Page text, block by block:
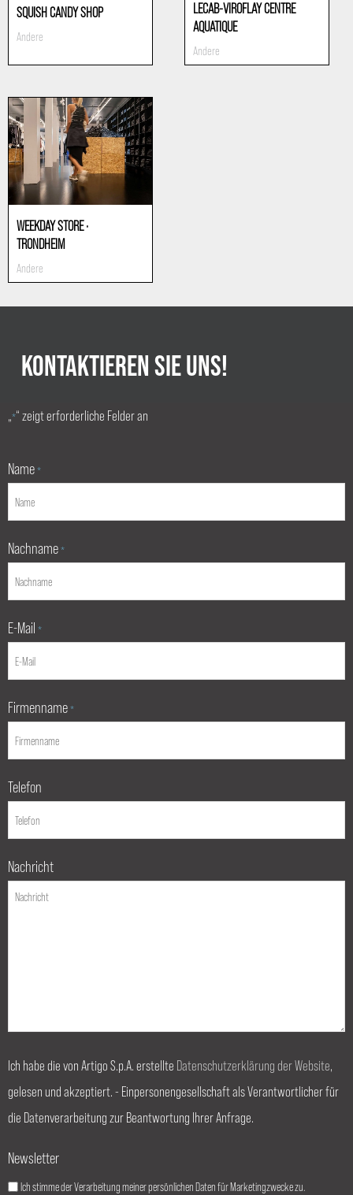
SQUISH CANDY SHOP
Andere
LECAB-VIROFLAY CENTRE
AQUATIQUE
Andere
WEEKDAY STORE ·
TRONDHEIM
Andere
KONTAKTIEREN SIE UNS!
„*“ zeigt erforderliche Felder an
Name *
Nachname *
E-Mail *
Firmenname *
Telefon
Nachricht
Ich habe die von Artigo S.p.A. erstellte Datenschutzerklärung der Website,
gelesen und akzeptiert. - Einpersonengesellschaft als Verantwortlicher für
die Datenverarbeitung zur Beantwortung Ihrer Anfrage.
Newsletter
Ich stimme der Verarbeitung meiner persönlichen Daten für Marketingzwecke zu.